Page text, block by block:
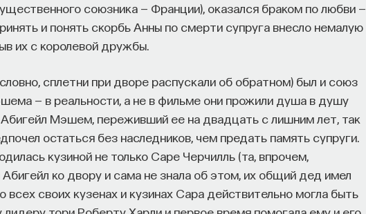
союзника — Франции), оказался браком по любви —
и понять скорбь Анны по смерти супруга внесло немалую
их с королевой дружбы.
сплетни при дворе распускали об обратном) был и союз
— в реальности, а не в фильме они прожили душа в душу
Мэшем, переживший ее на двадцать с лишним лет, так
остаться без наследников, чем предать память супруги.
кузиной не только Саре Черчилль (та, впрочем,
ко двору и сама не знала об этом, их общий дед имел
своих кузенах и кузинах Сара действительно могла быть